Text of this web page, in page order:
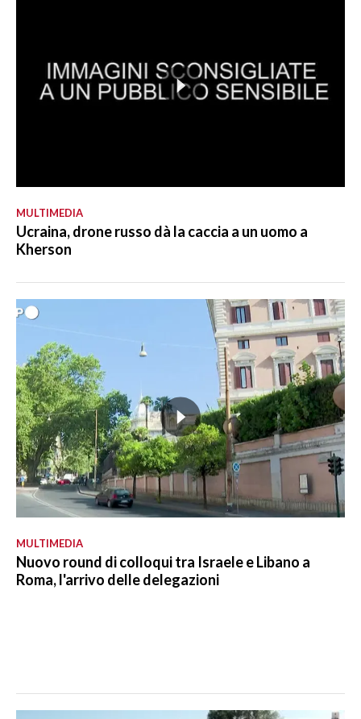
MULTIMEDIA
Ucraina, drone russo dà la caccia a un uomo a
Kherson
MULTIMEDIA
Nuovo round di colloqui tra Israele e Libano a
Roma, l'arrivo delle delegazioni